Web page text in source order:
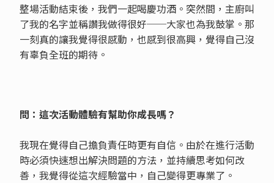
整場活動結束後，我們一起喝慶功酒。突然間，主廚叫
了我的名字並稱讚我做得很好──大家也為我鼓掌。那
一刻真的讓我覺得很感動，也感到很高興，覺得自己沒
有辜負全班的期待。
問：這次活動體驗有幫助你成長嗎？
我現在覺得自己擔負責任時更有自信。由於在進行活動
時必須快速想出解決問題的方法，並持續思考如何改
善，我覺得從這次經驗當中，自己變得更專業了。